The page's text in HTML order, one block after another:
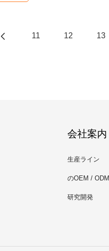
11 12 13
会社案内
生産ライン
のOEM / ODM
研究開発